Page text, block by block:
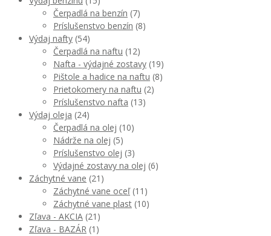
Čerpadlá na benzín (7)
Príslušenstvo benzín (8)
Výdaj nafty (54)
Čerpadlá na naftu (12)
Nafta - výdajné zostavy (19)
Pištole a hadice na naftu (8)
Prietokomery na naftu (2)
Príslušenstvo nafta (13)
Výdaj oleja (24)
Čerpadlá na olej (10)
Nádrže na olej (5)
Príslušenstvo olej (3)
Výdajné zostavy na olej (6)
Záchytné vane (21)
Záchytné vane oceľ (11)
Záchytné vane plast (10)
Zľava - AKCIA (21)
Zľava - BAZÁR (1)